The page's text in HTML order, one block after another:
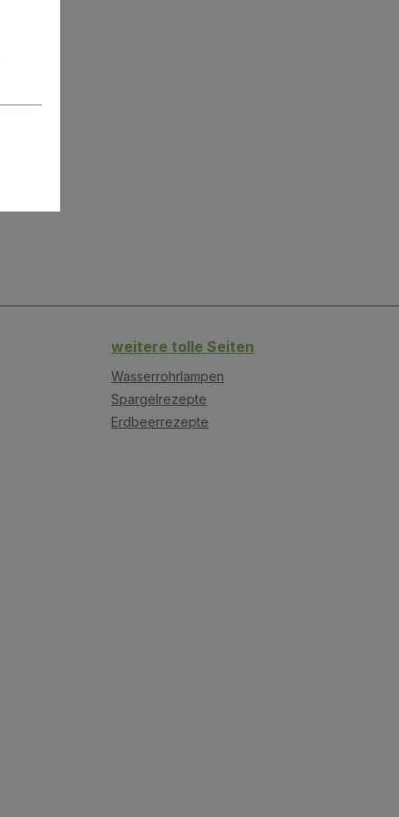
weitere tolle Seiten
Wasserrohrlampen
Spargelrezepte
Erdbeerrezepte